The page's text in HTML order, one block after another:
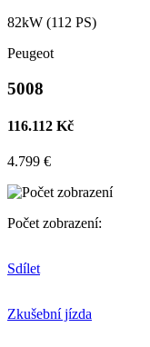
82kW (112 PS)
Peugeot
5008
116.112 Kč
4.799 €
Počet zobrazení:
Sdílet
Zkušební jízda